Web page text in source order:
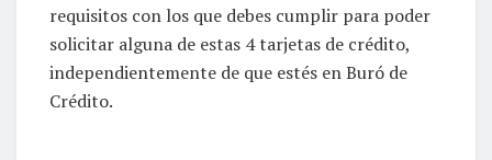
requisitos con los que debes cumplir para poder
solicitar alguna de estas 4 tarjetas de crédito,
independientemente de que estés en Buró de
Crédito.